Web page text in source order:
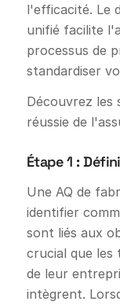
l'efficacité. Le
unifié facilite
processus de
standardiser
Découvrez les
réussie de
Étape 1 :
Une AQ de
identifier
sont liés aux
crucial que les
de leur
intègrent.